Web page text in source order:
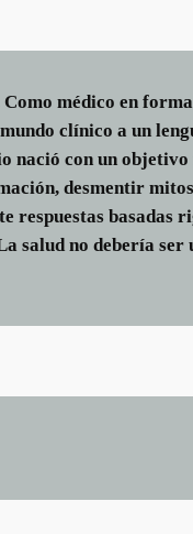
médico en
clínico a un
nació con un
desmentir
respuestas basadas
salud no debería ser